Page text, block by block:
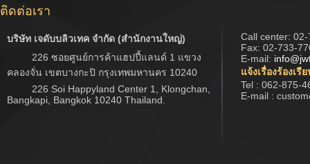
ติดต่อเรา
บริษัท เจดับบลิวเทค จำกัด (สำนักงานใหญ่)
226 ซอยศูนย์การค้าแฮปปี้แลนด์ 1 แขวง
คลองจั่น เขตบางกะปิ กรุงเทพมหานคร 10240
226 Soi Happyland Center 1, Klongchan,
Bangkapi, Bangkok 10240 Thailand.
Call center: 02-
Fax: 02-733-
E-mail:
แจ้งเรื่องร้องเรี
Tel : 062-875-
E-mail :